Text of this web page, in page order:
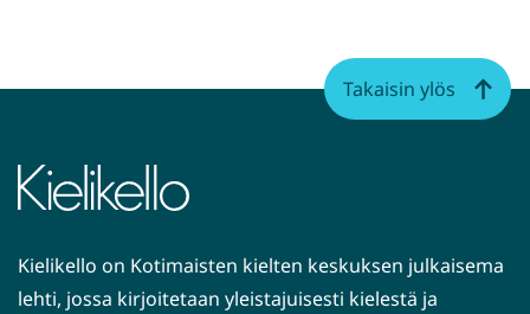
Kielikello on Kotimaisten kielten keskuksen julkaisema
lehti, jossa kirjoitetaan yleistajuisesti kielestä ja
Takaisin ylös